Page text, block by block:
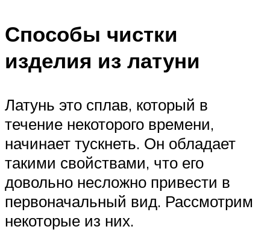
Способы чистки
изделия из латуни
Латунь это сплав, который в
течение некоторого времени,
начинает тускнеть. Он обладает
такими свойствами, что его
довольно несложно привести в
первоначальный вид. Рассмотрим
некоторые из них.